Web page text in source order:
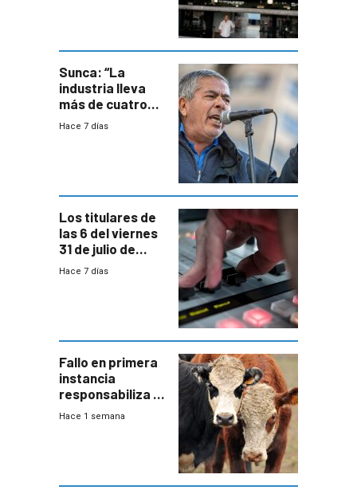
Sunca: “La
industria lleva
más de cuatro
meses sin
Hace 7 días
Los titulares de
las 6 del viernes
31 de julio de
2026
Hace 7 días
Fallo en primera
instancia
responsabiliza al
Estado por falta
Hace 1 semana